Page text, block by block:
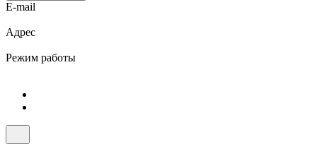
E-mail
Адрес
Режим работы